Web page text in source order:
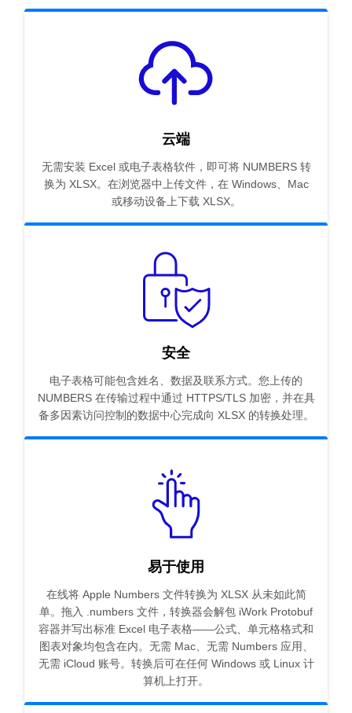
云端
无需安装 Excel 或电子表格软件，即可将 NUMBERS 转
换为 XLSX。在浏览器中上传文件，在 Windows、Mac
或移动设备上下载 XLSX。
安全
电子表格可能包含姓名、数据及联系方式。您上传的
NUMBERS 在传输过程中通过 HTTPS/TLS 加密，并在具
备多因素访问控制的数据中心完成向 XLSX 的转换处理。
易于使用
在线将 Apple Numbers 文件转换为 XLSX 从未如此简
单。拖入 .numbers 文件，转换器会解包 iWork Protobuf
容器并写出标准 Excel 电子表格——公式、单元格格式和
图表对象均包含在内。无需 Mac、无需 Numbers 应用、
无需 iCloud 账号。转换后可在任何 Windows 或 Linux 计
算机上打开。